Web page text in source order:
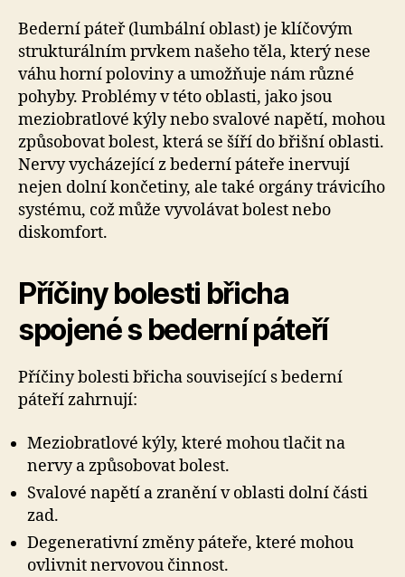
Bederní páteř (lumbální oblast) je klíčovým
strukturálním prvkem našeho těla, který nese
váhu horní poloviny a umožňuje nám různé
pohyby. Problémy v této oblasti, jako jsou
meziobratlové kýly nebo svalové napětí, mohou
způsobovat bolest, která se šíří do břišní oblasti.
Nervy vycházející z bederní páteře inervují
nejen dolní končetiny, ale také orgány trávicího
systému, což může vyvolávat bolest nebo
diskomfort.
Příčiny bolesti břicha
spojené s bederní páteří
Příčiny bolesti břicha související s bederní
páteří zahrnují:
Meziobratlové kýly, které mohou tlačit na
nervy a způsobovat bolest.
Svalové napětí a zranění v oblasti dolní části
zad.
Degenerativní změny páteře, které mohou
ovlivnit nervovou činnost.